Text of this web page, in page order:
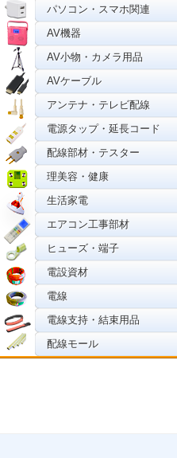
パソコン・スマホ関連
AV機器
AV小物・カメラ用品
AVケーブル
アンテナ・テレビ配線
電源タップ・延長コード
配線部材・テスター
理美容・健康
生活家電
エアコン工事部材
ヒューズ・端子
電設資材
電線
電線支持・結束用品
配線モール